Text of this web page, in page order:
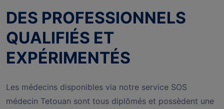
DES PROFESSIONNELS
QUALIFIÉS ET
EXPÉRIMENTÉS
Les médecins disponibles via notre service SOS
médecin Tetouan sont tous diplômés et possèdent une